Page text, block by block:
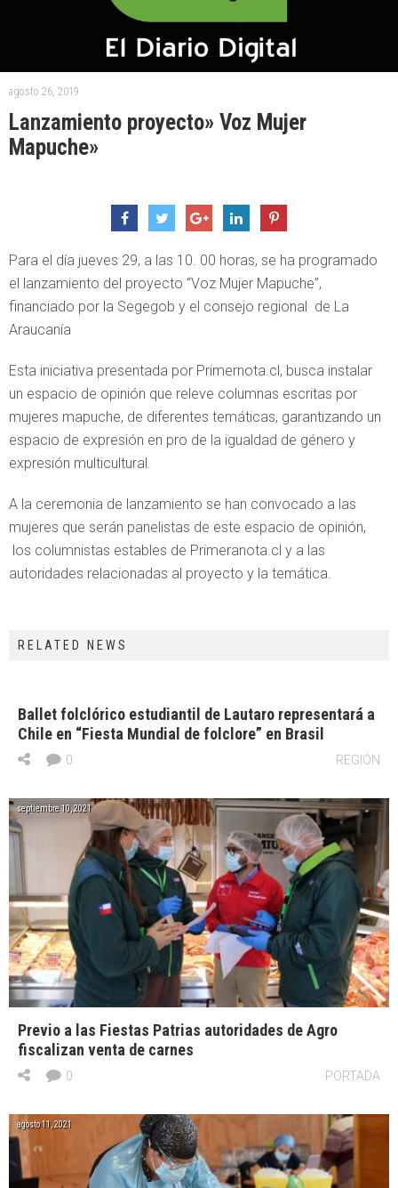
agosto 26, 2019
Lanzamiento proyecto» Voz Mujer
Mapuche»
Para el día jueves 29, a las 10. 00 horas, se ha programado
el lanzamiento del proyecto “Voz Mujer Mapuche”,
financiado por la Segegob y el consejo regional de La
Araucanía
Esta iniciativa presentada por Primernota.cl, busca instalar
un espacio de opinión que releve columnas escritas por
mujeres mapuche, de diferentes temáticas, garantizando un
espacio de expresión en pro de la igualdad de género y
expresión multicultural.
A la ceremonia de lanzamiento se han convocado a las
mujeres que serán panelistas de este espacio de opinión,
los columnistas estables de Primeranota.cl y a las
autoridades relacionadas al proyecto y la temática.
RELATED NEWS
Ballet folclórico estudiantil de Lautaro representará a
Chile en “Fiesta Mundial de folclore” en Brasil
REGIÓN
0
septiembre 10, 2021
Previo a las Fiestas Patrias autoridades de Agro
fiscalizan venta de carnes
PORTADA
0
agosto 11, 2021